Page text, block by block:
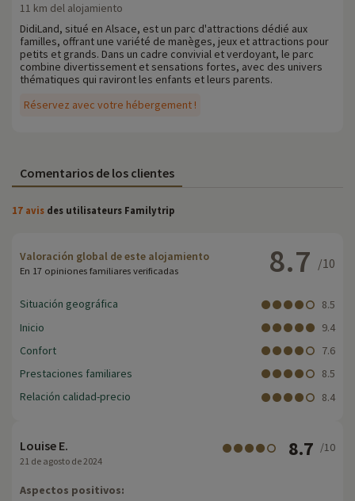
Réservez avec votre hébergement !
11 km del alojamiento
DidiLand, situé en Alsace, est un parc d'attractions dédié aux
familles, offrant une variété de manèges, jeux et attractions pour
petits et grands. Dans un cadre convivial et verdoyant, le parc
combine divertissement et sensations fortes, avec des univers
thématiques qui raviront les enfants et leurs parents.
Comentarios de los clientes
17 avis des utilisateurs Familytrip
Valoración global de este alojamiento
En 17 opiniones familiares verificadas 8.7 /10
Situación geográfica
8.5
Inicio
9.4
Confort
7.6
Prestaciones familiares
8.5
Relación calidad-precio
8.4
Louise E.
21 de agosto de 2024
8.7 /10
Aspectos positivos: